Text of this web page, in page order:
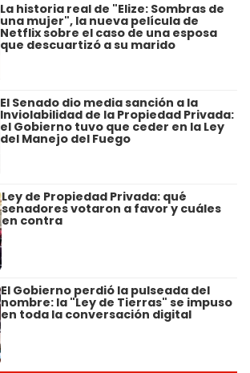
La historia real de "Elize: Sombras de
una mujer", la nueva película de
Netflix sobre el caso de una esposa
que descuartizó a su marido
El Senado dio media sanción a la
Inviolabilidad de la Propiedad Privada:
el Gobierno tuvo que ceder en la Ley
del Manejo del Fuego
Ley de Propiedad Privada: qué
senadores votaron a favor y cuáles
en contra
El Gobierno perdió la pulseada del
nombre: la "Ley de Tierras" se impuso
en toda la conversación digital